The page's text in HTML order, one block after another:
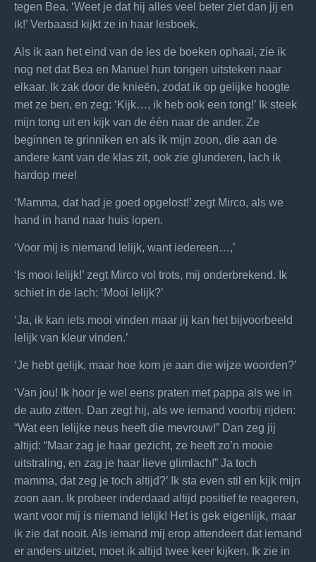
tegen Bea. ‘Weet je dat hij alles veel beter ziet dan jij en
ik!’ Verbaasd kijkt ze in haar lesboek.
Als ik aan het eind van de les de boeken ophaal, zie ik
nog net dat Bea en Manuel hun tongen uitsteken naar
elkaar. Ik zak door de knieën, zodat ik op gelijke hoogte
met ze ben, en zeg: ‘Kijk…, ik heb ook een tong!’ Ik steek
mijn tong uit en kijk van de één naar de ander. Ze
beginnen te grinniken en als ik mijn zoon, die aan de
andere kant van de klas zit, ook zie glunderen, lach ik
hardop mee!
‘Mamma, dat had je goed opgelost!’ zegt Mirco, als we
hand in hand naar huis lopen.
‘Voor mij is niemand lelijk, want iedereen…,’
‘Is mooi lelijk!’ zegt Mirco vol trots, mij onderbrekend. Ik
schiet in de lach: ‘Mooi lelijk?’
‘Ja, ik kan iets mooi vinden maar jij kan het bijvoorbeeld
lelijk van kleur vinden.’
‘Je hebt gelijk, maar hoe kom je aan die wijze woorden?’
‘Van jou! Ik hoor je wel eens praten met pappa als we in
de auto zitten. Dan zegt hij, als we iemand voorbij rijden:
“Wat een lelijke neus heeft die mevrouw!” Dan zeg jij
altijd: “Maar zag je haar gezicht, ze heeft zo’n mooie
uitstraling, en zag je haar lieve glimlach!” Ja toch
mamma, dat zeg je toch altijd?’ Ik sta even stil en kijk mijn
zoon aan. Ik probeer inderdaad altijd positief te reageren,
want voor mij is niemand lelijk! Het is gek eigenlijk, maar
ik zie dat nooit. Als iemand mij erop attendeert dat iemand
er anders uitziet, moet ik altijd twee keer kijken. Ik zie in